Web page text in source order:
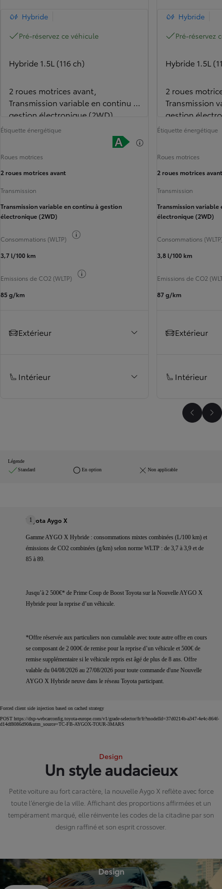
Hybride
Pré-réservez ce véhicule
Hybride 1.5L (116 ch)
2 roues motrices avant,
Transmission variable en continu à
gestion électronique (2WD)
Étiquette énergétique
Roues motrices
2 roues motrices avant
Transmission
Transmission variable en continu à gestion
électronique (2WD)
Consommations (WLTP)
3,7 l/100 km
Emissions de CO2 (WLTP)
85 g/km
Extérieur
Intérieur
Hybride
Pré-réservez
Hybride 1.5L
2 roues
Transmission
gestion
Étiquette énergétique
Roues motrices
2 roues motrices avant
Transmission
Transmission
électronique (2WD)
Consommations
3,8 l/100 km
Emissions de CO2
87 g/km
Extérieur
Intérieur
Faire
Légende
Standard
En option Non applicable
1
Toyota Aygo X
Gamme AYGO X Hybride : consommations mixtes combinées (L/100 km) et
émissions de CO2 combinées (g/km) selon norme WLTP : de 3,7 à 3,9 et de
85 à 89.
Jusqu’à 2 500€* de Prime Coup de Boost Toyota sur la Nouvelle AYGO X
Hybride pour la reprise d’un véhicule.
*Offre réservée aux particuliers non cumulable avec toute autre offre en cours
se composant de 2 000€ de remise pour la reprise d’un véhicule et 500€ de
remise supplémentaire si le véhicule repris est âgé de plus de 8 ans. Offre
valable du 04/08/2026 au 27/08/2026 pour toute commande d'une Nouvelle
AYGO X Hybride neuve dans le réseau Toyota participant.
Forced client side injection based on cached strategy
POST https://dxp-webcarconfig.toyota-europe.com/v1/grade-selector/fr/fr?modelId=37d0214b-a347-4e4c-864f-
d14df8086d90&utm_source=TC-FB-AYGOX-TOUR-3MARS
Design
Un style audacieux
Petite voiture au fort caractère, la nouvelle Aygo X reflète avec force
toute l’énergie de la ville. Affichant des proportions affirmées et un
tempérament marqué, elle réinvente les codes de la citadine par son
design raffiné et son esprit crossover.
Design